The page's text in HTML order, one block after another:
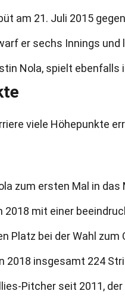
am 21. Juli 2015
er sechs Innings und
Nola, spielt ebenfalls
viele Höhepunkte
zum ersten Mal in
2018 mit einer
Platz bei der Wahl zum
2018 insgesamt 224
Pitcher seit 2011,